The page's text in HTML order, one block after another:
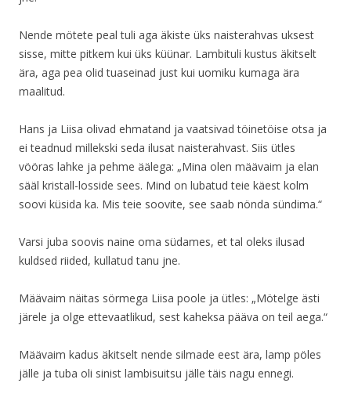
Nende mötete peal tuli aga äkiste üks naisterahvas uksest
sisse, mitte pitkem kui üks küünar. Lambituli kustus äkitselt
ära, aga pea olid tuaseinad just kui uomiku kumaga ära
maalitud.
Hans ja Liisa olivad ehmatand ja vaatsivad töinetöise otsa ja
ei teadnud millekski seda ilusat naisterahvast. Siis ütles
vööras lahke ja pehme äälega: „Mina olen määvaim ja elan
sääl kristall-losside sees. Mind on lubatud teie käest kolm
soovi küsida ka. Mis teie soovite, see saab nönda sündima.“
Varsi juba soovis naine oma südames, et tal oleks ilusad
kuldsed riided, kullatud tanu jne.
Määvaim näitas sörmega Liisa poole ja ütles: „Mötelge ästi
järele ja olge ettevaatlikud, sest kaheksa pääva on teil aega.“
Määvaim kadus äkitselt nende silmade eest ära, lamp pöles
jälle ja tuba oli sinist lambisuitsu jälle täis nagu ennegi.